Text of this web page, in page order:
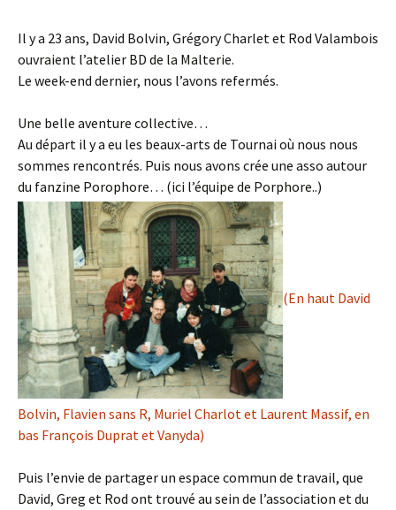
Il y a 23 ans, David Bolvin, Grégory Charlet et Rod Valambois
ouvraient l’atelier BD de la Malterie.
Le week-end dernier, nous l’avons refermés.
Une belle aventure collective…
Au départ il y a eu les beaux-arts de Tournai où nous nous
sommes rencontrés. Puis nous avons crée une asso autour
du fanzine Porophore… (ici l’équipe de Porphore..)
(En haut David
Bolvin, Flavien sans R, Muriel Charlot et Laurent Massif, en
bas François Duprat et Vanyda)
Puis l’envie de partager un espace commun de travail, que
David, Greg et Rod ont trouvé au sein de l’association et du